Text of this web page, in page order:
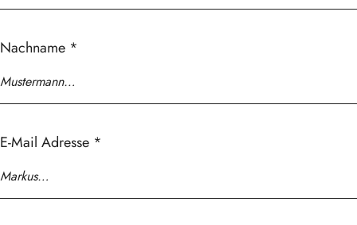
Nachname *
E-Mail Adresse *